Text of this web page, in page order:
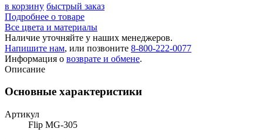
в корзину быстрый заказ
Подробнее о товаре
Все цвета и материалы
Наличие уточняйте у наших менеджеров.
Напишите нам, или позвоните 8-800-222-0077
Информация о возврате и обмене.
Описание
Основные характеристики
Артикул
Flip MG-305